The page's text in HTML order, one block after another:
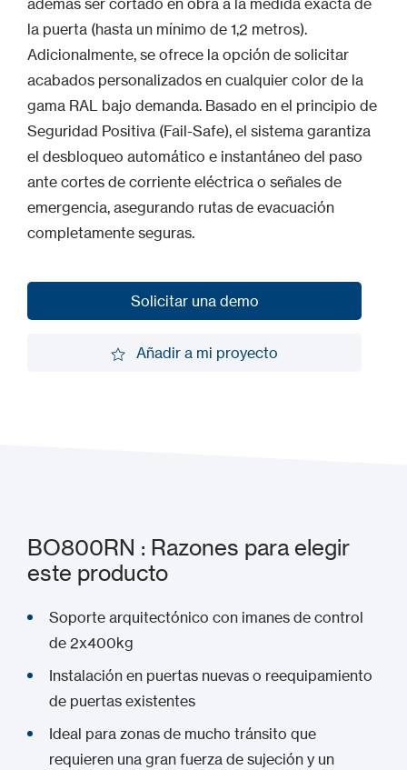
además ser cortado en obra a la medida exacta de
la puerta (hasta un mínimo de 1,2 metros).
Adicionalmente, se ofrece la opción de solicitar
acabados personalizados en cualquier color de la
gama RAL bajo demanda. Basado en el principio de
Seguridad Positiva (Fail-Safe), el sistema garantiza
el desbloqueo automático e instantáneo del paso
ante cortes de corriente eléctrica o señales de
emergencia, asegurando rutas de evacuación
completamente seguras.
Solicitar una demo
Añadir a mi proyecto
BO800RN : Razones para elegir
este producto
Soporte arquitectónico con imanes de control
de 2x400kg
Instalación en puertas nuevas o reequipamiento
de puertas existentes
Ideal para zonas de mucho tránsito que
requieren una gran fuerza de sujeción y un